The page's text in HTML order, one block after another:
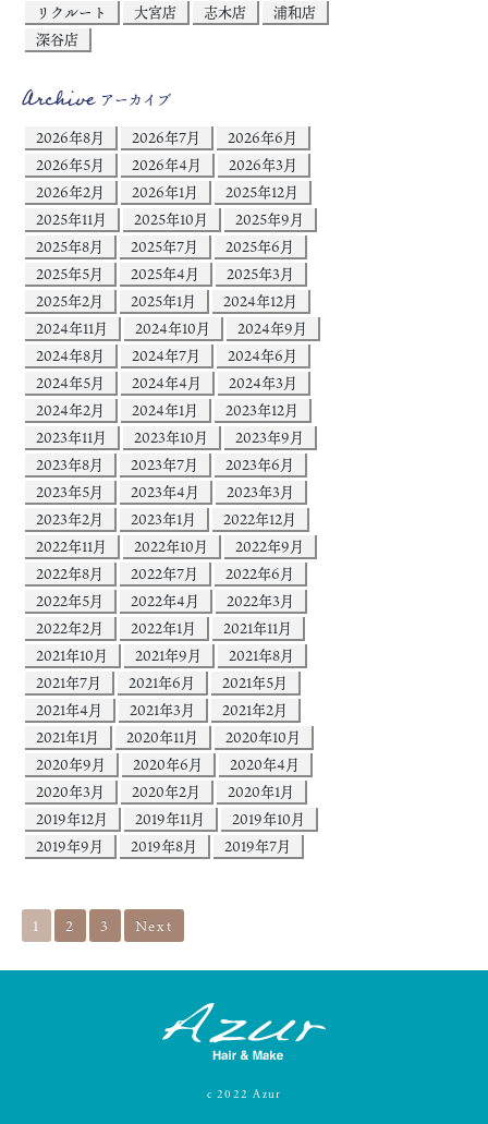
リクルート
大宮店 志木店
浦和店
深谷店
Archiveアーカイブ
2026年8月
2026年7月
2026年6月
2026年5月
2026年4月
2026年3月
2026年2月
2026年1月
2025年12月
2025年11月
2025年10月
2025年9月
2025年8月
2025年7月
2025年6月
2025年5月
2025年4月
2025年3月
2025年2月
2025年1月
2024年12月
2024年11月
2024年10月
2024年9月
2024年8月
2024年7月
2024年6月
2024年5月
2024年4月
2024年3月
2024年2月
2024年1月
2023年12月
2023年11月
2023年10月
2023年9月
2023年8月
2023年7月
2023年6月
2023年5月
2023年4月
2023年3月
2023年2月
2023年1月
2022年12月
2022年11月
2022年10月
2022年9月
2022年8月
2022年7月
2022年6月
2022年5月
2022年4月
2022年3月
2022年2月
2022年1月
2021年11月
2021年10月
2021年9月
2021年8月
2021年7月
2021年6月
2021年5月
2021年4月
2021年3月
2021年2月
2021年1月
2020年11月
2020年10月
2020年9月
2020年6月
2020年4月
2020年3月
2020年2月
2020年1月
2019年12月
2019年11月
2019年10月
2019年9月
2019年8月 2019年7月
1 2 3 Next
c2022 Azur